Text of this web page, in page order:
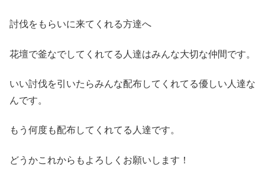
討伐をもらいに来てくれる方達へ
花壇で釜なでしてくれてる人達はみんな大切な仲間です。
いい討伐を引いたらみんな配布してくれてる優しい人達な
んです。
もう何度も配布してくれてる人達です。
どうかこれからもよろしくお願いします！